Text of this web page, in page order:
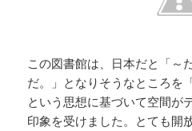
この図書館は、日本だと「～
だ。」となりそうなところを
という思想に基づいて空間が
印象を受けました。とても開